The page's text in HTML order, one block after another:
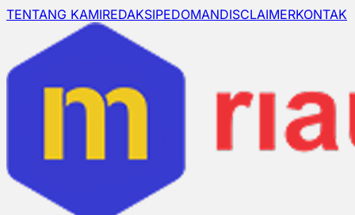
TENTANG KAMIREDAKSIPEDOMANDISCLAIMERKONTAK